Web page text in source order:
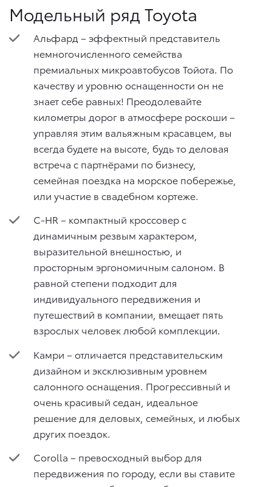
Модельный ряд Toyota
Альфард – эффектный представитель
немногочисленного семейства
премиальных микроавтобусов Тойота. По
качеству и уровню оснащенности он не
знает себе равных! Преодолевайте
километры дорог в атмосфере роскоши –
управляя этим вальяжным красавцем, вы
всегда будете на высоте, будь то деловая
встреча с партнёрами по бизнесу,
семейная поездка на морское побережье,
или участие в свадебном кортеже.
C-HR – компактный кроссовер с
динамичным резвым характером,
выразительной внешностью, и
просторным эргономичным салоном. В
равной степени подходит для
индивидуального передвижения и
путешествий в компании, вмещает пять
взрослых человек любой комплекции.
Камри – отличается представительским
дизайном и эксклюзивным уровнем
салонного оснащения. Прогрессивный и
очень красивый седан, идеальное
решение для деловых, семейных, и любых
других поездок.
Corolla – превосходный выбор для
передвижения по городу, если вы ставите